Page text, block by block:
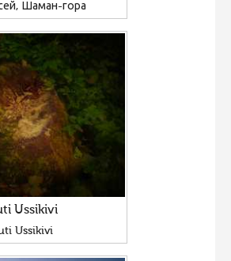
Шаман-гора
Ussikivi
Ussikivi